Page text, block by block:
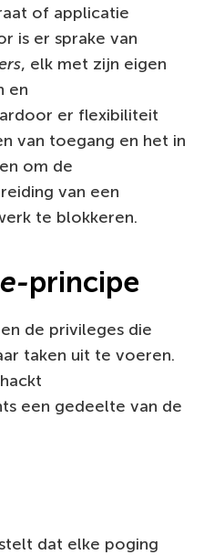
of applicatie
is er sprake van
, elk met zijn eigen
en
er flexibiliteit
van toegang en het in
om de
van een
te blokkeren.
principe
de privileges die
taken uit te voeren.
een gedeelte van de
dat elke poging